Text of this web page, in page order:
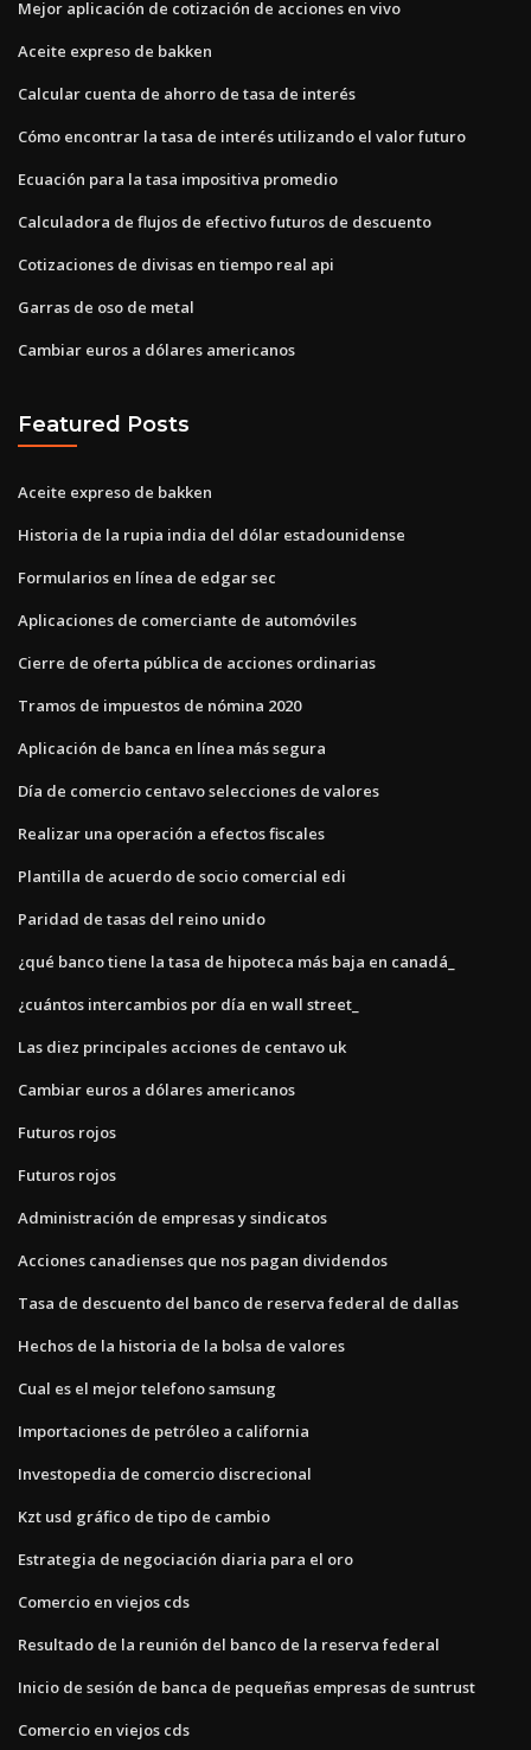
Mejor aplicación de cotización de acciones en vivo
Aceite expreso de bakken
Calcular cuenta de ahorro de tasa de interés
Cómo encontrar la tasa de interés utilizando el valor futuro
Ecuación para la tasa impositiva promedio
Calculadora de flujos de efectivo futuros de descuento
Cotizaciones de divisas en tiempo real api
Garras de oso de metal
Cambiar euros a dólares americanos
Featured Posts
Aceite expreso de bakken
Historia de la rupia india del dólar estadounidense
Formularios en línea de edgar sec
Aplicaciones de comerciante de automóviles
Cierre de oferta pública de acciones ordinarias
Tramos de impuestos de nómina 2020
Aplicación de banca en línea más segura
Día de comercio centavo selecciones de valores
Realizar una operación a efectos fiscales
Plantilla de acuerdo de socio comercial edi
Paridad de tasas del reino unido
¿qué banco tiene la tasa de hipoteca más baja en canadá_
¿cuántos intercambios por día en wall street_
Las diez principales acciones de centavo uk
Cambiar euros a dólares americanos
Futuros rojos
Futuros rojos
Administración de empresas y sindicatos
Acciones canadienses que nos pagan dividendos
Tasa de descuento del banco de reserva federal de dallas
Hechos de la historia de la bolsa de valores
Cual es el mejor telefono samsung
Importaciones de petróleo a california
Investopedia de comercio discrecional
Kzt usd gráfico de tipo de cambio
Estrategia de negociación diaria para el oro
Comercio en viejos cds
Resultado de la reunión del banco de la reserva federal
Inicio de sesión de banca de pequeñas empresas de suntrust
Comercio en viejos cds